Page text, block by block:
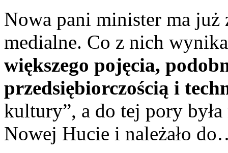
Nowa pani minister ma już
medialne. Co z nich
większego pojęcia,
przedsiębiorczością i
kultury”, a do tej pory
Nowej Hucie i należało